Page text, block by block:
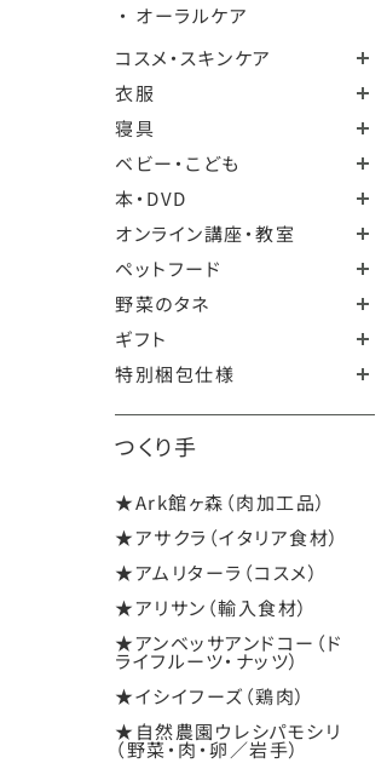
・ オーラルケア
コスメ・スキンケア
衣服
寝具
ベビー・こども
本・DVD
オンライン講座・教室
ペットフード
野菜のタネ
ギフト
特別梱包仕様
つくり手
★Ark館ヶ森（肉加工品）
★アサクラ（イタリア食材）
★アムリターラ（コスメ）
★アリサン（輸入食材）
★アンベッサアンドコー（ド
ライフルーツ・ナッツ）
★イシイフーズ（鶏肉）
★自然農園ウレシパモシリ
（野菜・肉・卵／岩手）